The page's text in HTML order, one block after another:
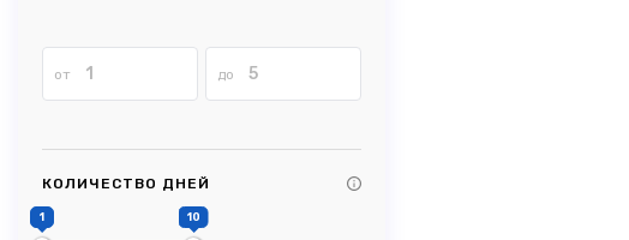
Tag Title #8
#Picturesque
#Impressive
от до
КОЛИЧЕСТВО ДНЕЙ
1 10